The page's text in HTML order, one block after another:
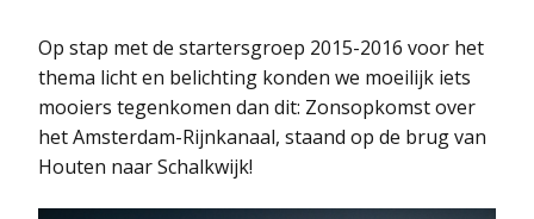
Op stap met de startersgroep 2015-2016 voor het
thema licht en belichting konden we moeilijk iets
mooiers tegenkomen dan dit: Zonsopkomst over
het Amsterdam-Rijnkanaal, staand op de brug van
Houten naar Schalkwijk!